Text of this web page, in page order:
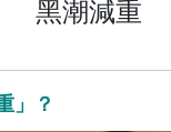
黑潮減重
」？